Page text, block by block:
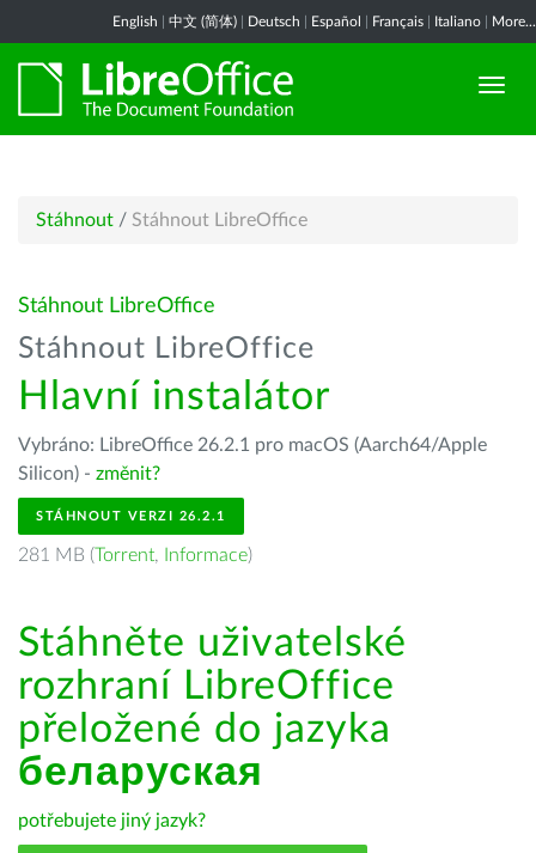
English 中文 (简体) Deutsch Español Français Italiano More...
Stáhnout / Stáhnout LibreOffice
Stáhnout LibreOffice
Stáhnout LibreOffice
Hlavní instalátor
Vybráno: LibreOffice 26.2.1 pro macOS (Aarch64/Apple
Silicon) - změnit?
STÁHNOUT VERZI 26.2.1
281 MB (Torrent, Informace)
Stáhněte uživatelské
rozhraní LibreOffice
přeložené do jazyka
беларуская
potřebujete jiný jazyk?